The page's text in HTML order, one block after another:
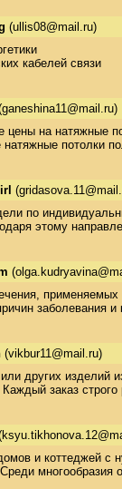
(ullis08@mail.ru)
кабелей связи
на натяжные
потолки
по
этому
заболевания
(vikbur11@mail.ru)
других
заказ
и коттеджей с
многообразия